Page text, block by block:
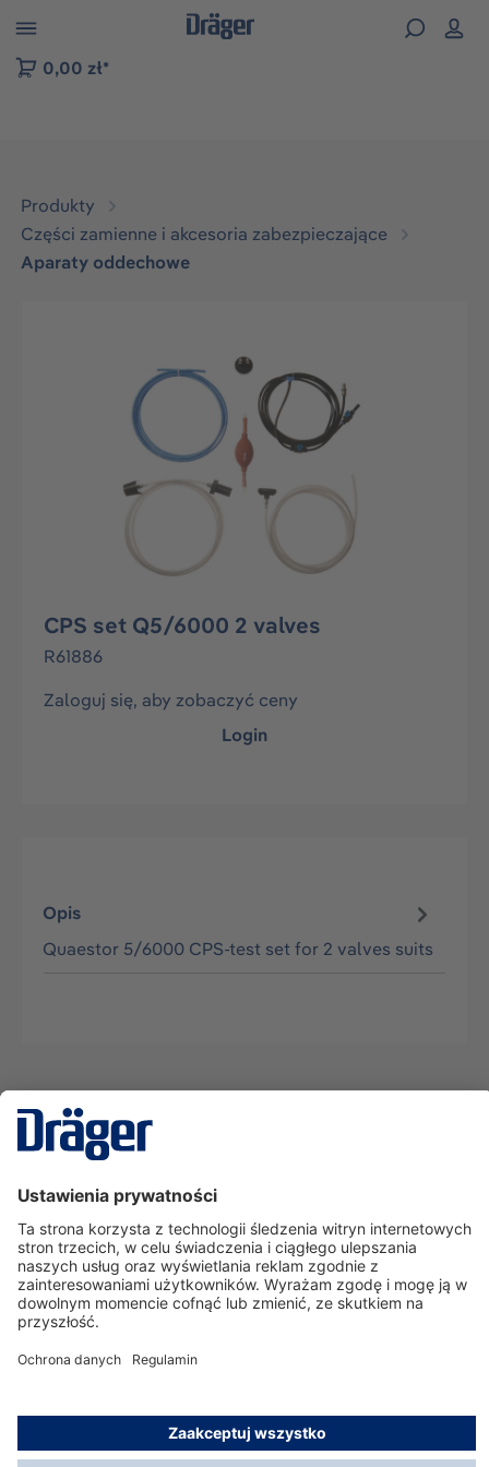
do nawigacji na platformie B2B
0,00 zł*
Produkty
Części zamienne i akcesoria zabezpieczające
Aparaty oddechowe
CPS set Q5/6000 2 valves
R61886
Zaloguj się, aby zobaczyć ceny
Login
Opis
Quaestor 5/6000 CPS-test set for 2 valves suits
Serwisowa linia hotline
O nas
Korzystanie ze sklepu
© Dräger Polska Sp. z o.o., 2025